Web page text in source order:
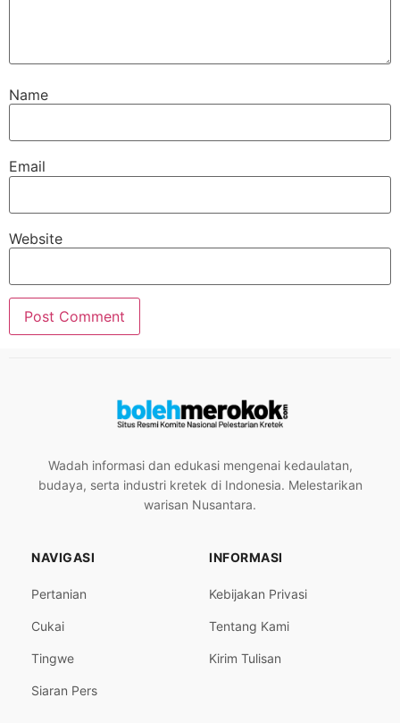
Name
Email
Website
Wadah informasi dan edukasi mengenai kedaulatan,
budaya, serta industri kretek di Indonesia. Melestarikan
warisan Nusantara.
NAVIGASI
Pertanian
Cukai
Tingwe
Siaran Pers
INFORMASI
Kebijakan Privasi
Tentang Kami
Kirim Tulisan